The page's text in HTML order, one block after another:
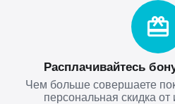
Расплачивайтесь
Чем больше совершаете
персональная скидка от